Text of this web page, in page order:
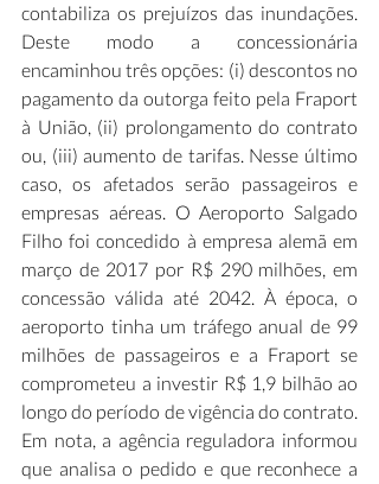
contabiliza os prejuízos das inundações.
Deste modo a concessionária
encaminhou três opções: (i) descontos no
pagamento da outorga feito pela Fraport
à União, (ii) prolongamento do contrato
ou, (iii) aumento de tarifas. Nesse último
caso, os afetados serão passageiros e
empresas aéreas. O Aeroporto Salgado
Filho foi concedido à empresa alemã em
março de 2017 por R$ 290 milhões, em
concessão válida até 2042. À época, o
aeroporto tinha um tráfego anual de 99
milhões de passageiros e a Fraport se
comprometeu a investir R$ 1,9 bilhão ao
longo do período de vigência do contrato.
Em nota, a agência reguladora informou
que analisa o pedido e que reconhece a